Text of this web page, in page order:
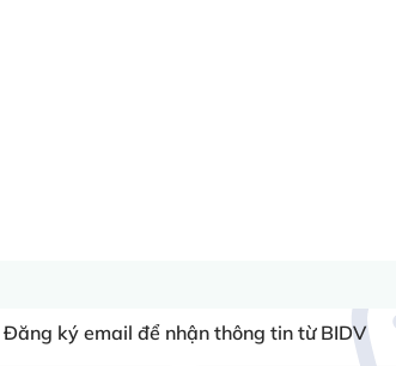
Đăng ký email để nhận thông tin từ BIDV